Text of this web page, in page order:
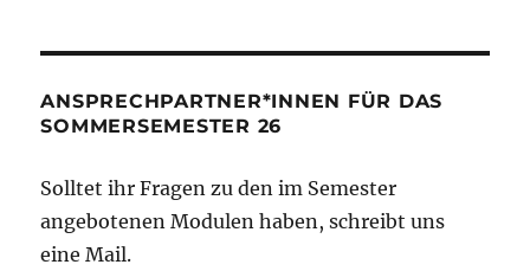
ANSPRECHPARTNER*INNEN FÜR DAS
SOMMERSEMESTER 26
Solltet ihr Fragen zu den im Semester
angebotenen Modulen haben, schreibt uns
eine Mail.